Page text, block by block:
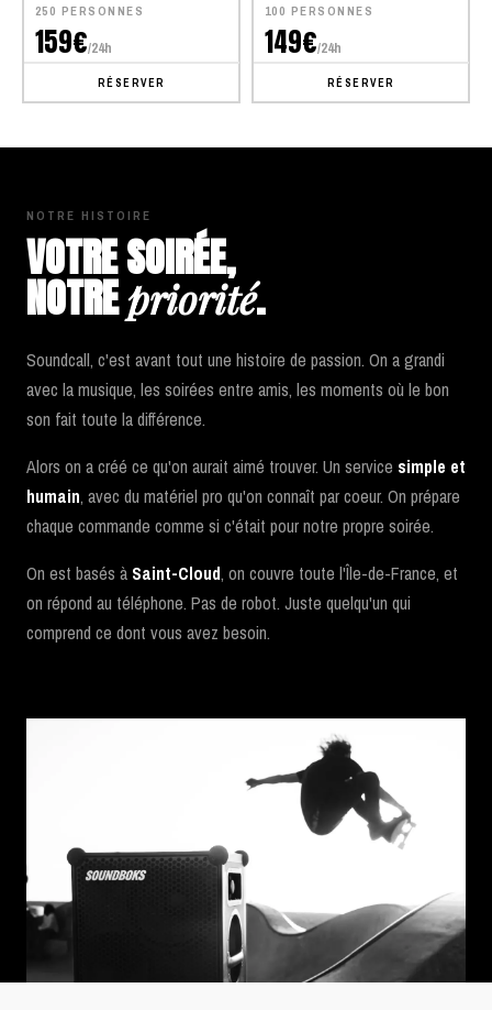
250 PERSONNES
159€/24h
RÉSERVER
100 PERSONNES
149€/24h
RÉSERVER
NOTRE HISTOIRE
VOTRE SOIRÉE,
NOTREpriorité.
Soundcall, c'est avant tout une histoire de passion. On a grandi
avec la musique, les soirées entre amis, les moments où le bon
son fait toute la différence.
Alors on a créé ce qu'on aurait aimé trouver. Un service simple et
humain, avec du matériel pro qu'on connaît par coeur. On prépare
chaque commande comme si c'était pour notre propre soirée.
On est basés à Saint-Cloud, on couvre toute l'Île-de-France, et
on répond au téléphone. Pas de robot. Juste quelqu'un qui
comprend ce dont vous avez besoin.